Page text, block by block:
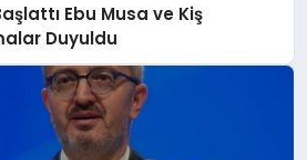
Ebu Musa ve Kiş
Duyuldu